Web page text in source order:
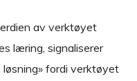
av verktøyet
læring, signaliserer
fordi verktøyet